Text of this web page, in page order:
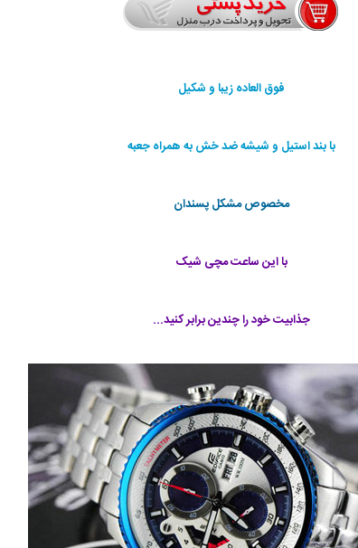
فوق العاده زیبا و شکیل
با بند استیل و شیشه ضد خش به همراه جعبه
مخصوص مشکل پسندان
با این ساعت مچی شیک
جذابیت خود را چندین برابر کنید...